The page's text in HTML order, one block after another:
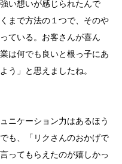
い想いが感じられたんで
まで方法の１つで、そのや
ている。お客さんが喜ん
は何でも良いと根っ子にあ
う」と思えましたね。
ニケーション力はあるほう
も、「リクさんのおかげで
ってもらえたのが嬉しかっ